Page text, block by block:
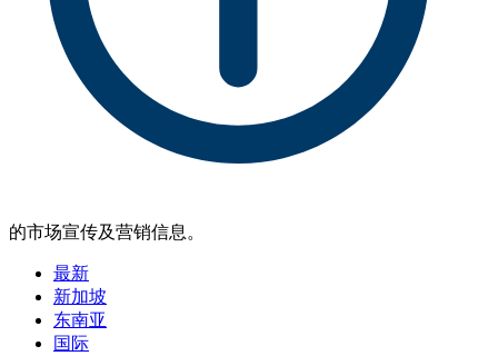
的市场宣传及营销信息。
最新
新加坡
东南亚
国际